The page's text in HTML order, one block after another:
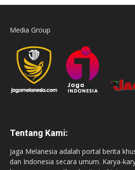
Media Group
Tentang Kami:
Jaga Melanesia adalah portal berita
dan Indonesia secara umum. Karya-